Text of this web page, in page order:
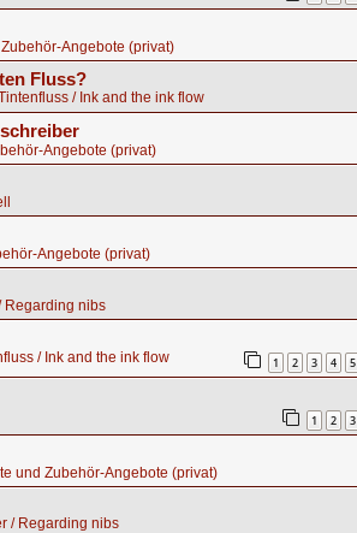
Angebote (privat)
Fluss?
/ Ink and the ink flow
Angebote (privat)
Angebote (privat)
Regarding nibs
/ Ink and the ink flow 1 2 3 4 5
1 2 3
und Zubehör-Angebote (privat)
/ Regarding nibs